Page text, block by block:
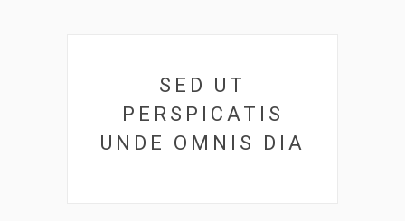
SED UT
PERSPICATIS
UNDE OMNIS DIA